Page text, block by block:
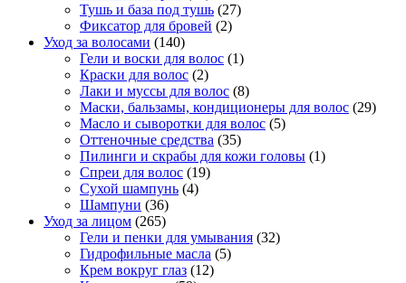
Тушь и база под тушь (27)
Фиксатор для бровей (2)
Уход за волосами (140)
Гели и воски для волос (1)
Краски для волос (2)
Лаки и муссы для волос (8)
Маски, бальзамы, кондиционеры для волос (29)
Масло и сыворотки для волос (5)
Оттеночные средства (35)
Пилинги и скрабы для кожи головы (1)
Спреи для волос (19)
Сухой шампунь (4)
Шампуни (36)
Уход за лицом (265)
Гели и пенки для умывания (32)
Гидрофильные масла (5)
Крем вокруг глаз (12)